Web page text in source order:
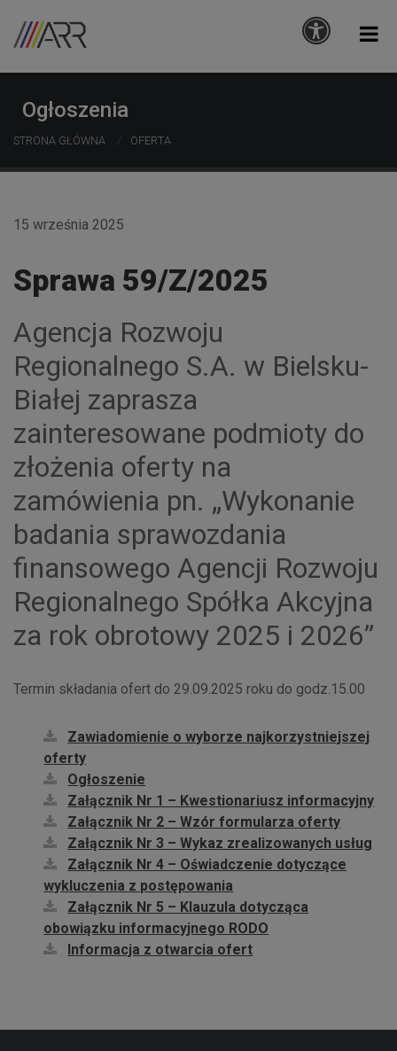
Ogłoszenia
STRONA GŁÓWNA OFERTA
15 września 2025
Sprawa 59/Z/2025
Agencja Rozwoju
Regionalnego S.A. w Bielsku-
Białej zaprasza
zainteresowane podmioty do
złożenia oferty na
zamówienia pn. „Wykonanie
badania sprawozdania
finansowego Agencji Rozwoju
Regionalnego Spółka Akcyjna
za rok obrotowy 2025 i 2026”
Termin składania ofert do 29.09.2025 roku do godz.15.00
Zawiadomienie o wyborze najkorzystniejszej
oferty
Ogłoszenie
Załącznik Nr 1 – Kwestionariusz informacyjny
Załącznik Nr 2 – Wzór formularza oferty
Załącznik Nr 3 – Wykaz zrealizowanych usług
Załącznik Nr 4 – Oświadczenie dotyczące
wykluczenia z postępowania
Załącznik Nr 5 – Klauzula dotycząca
obowiązku informacyjnego RODO
Informacja z otwarcia ofert